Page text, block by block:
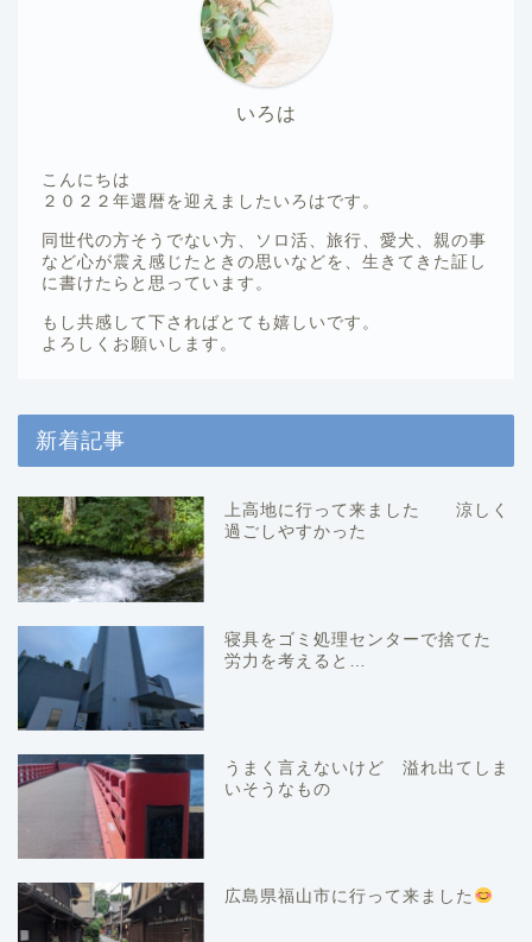
いろは
こんにちは
２０２２年還暦を迎えましたいろはです。
同世代の方そうでない方、ソロ活、旅行、愛犬、親の事
など心が震え感じたときの思いなどを、生きてきた証し
に書けたらと思っています。
もし共感して下さればとても嬉しいです。
よろしくお願いします。
新着記事
上高地に行って来ました 涼しく
過ごしやすかった
寝具をゴミ処理センターで捨てた
労力を考えると…
うまく言えないけど 溢れ出てしま
いそうなもの
広島県福山市に行って来ました